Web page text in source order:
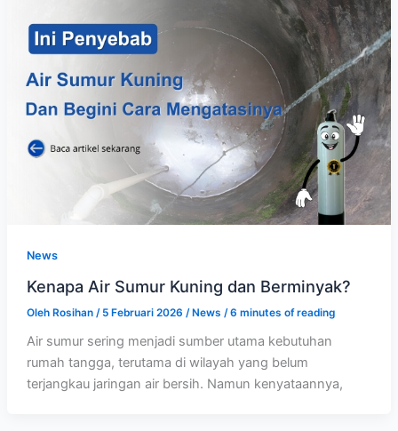
News
Kenapa Air Sumur Kuning dan Berminyak?
Oleh Rosihan / 5 Februari 2026 /News /6 minutes of reading
Air sumur sering menjadi sumber utama kebutuhan
rumah tangga, terutama di wilayah yang belum
terjangkau jaringan air bersih. Namun kenyataannya,